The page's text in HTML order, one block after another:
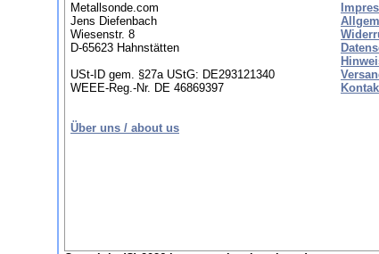
Metallsonde.com
Jens Diefenbach
Wiesenstr. 8
D-65623 Hahnstätten
USt-ID gem. §27a UStG: DE293121340
WEEE-Reg.-Nr. DE 46869397
Über uns / about us